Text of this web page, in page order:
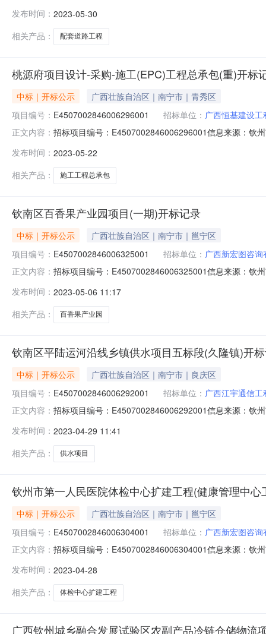
量要求:;保证金金额:0.00元,投标文件递交时间
发布时间： 2023-05-30
相关产品：
配套道路工程
桃源府项目设计-采购-施工(EPC)工程总承包(重)开标
中标｜开标公示
广西壮族自治区｜南宁市｜青秀区
项目编号： E4507002846006296001 招标单位： 广西恒基建设
正文内容： 招标项目编号：E4507002846006296001信息来源：钦
日历天;质量要求:;保证金金额:0.00元,投标文件递交时间:
发布时间： 2023-05-22
相关产品：
施工工程总承包
钦南区百香果产业园项目(一期)开标记录
中标｜开标公示
广西壮族自治区｜南宁市｜邕宁区
项目编号： E4507002846006325001 招标单位： 广西新宏图咨
正文内容： 招标项目编号：E4507002846006325001信息来源：钦
金额:0.00元,投标文件递交时间:未上传,投标人名称:广西
发布时间： 2023-05-06 11:17
相关产品：
百香果产业园
钦南区平陆运河沿线乡镇供水项目五标段(久隆镇)开
中标｜开标公示
广西壮族自治区｜南宁市｜良庆区
项目编号： E4507002846006292001 招标单位： 广西江宇通信
正文内容： 招标项目编号：E4507002846006292001信息来源：钦
天;质量要求:;保证金金额:0.00元,投标文件递交时间:未
发布时间： 2023-04-29 11:41
相关产品：
供水项目
钦州市第一人民医院体检中心扩建工程(健康管理中心
中标｜开标公示
广西壮族自治区｜南宁市｜邕宁区
项目编号： E4507002846006304001 招标单位： 广西新宏图咨
正文内容： 招标项目编号：E4507002846006304001信息来源：钦
元/%;工期:日历天;质量要求:;保证金金额:0.00元,投标文
发布时间： 2023-04-28
相关产品：
体检中心扩建工程
广西钦州城乡融合发展试验区农副产品冷链仓储物流